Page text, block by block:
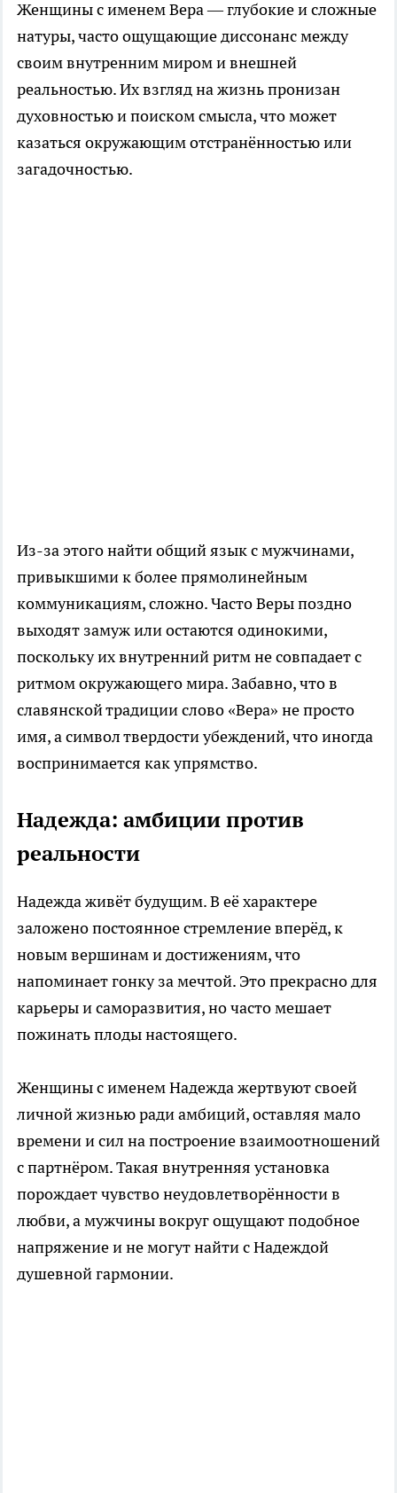
Женщины с именем Вера — глубокие и сложные
натуры, часто ощущающие диссонанс между
своим внутренним миром и внешней
реальностью. Их взгляд на жизнь пронизан
духовностью и поиском смысла, что может
казаться окружающим отстранённостью или
загадочностью.
Из-за этого найти общий язык с мужчинами,
привыкшими к более прямолинейным
коммуникациям, сложно. Часто Веры поздно
выходят замуж или остаются одинокими,
поскольку их внутренний ритм не совпадает с
ритмом окружающего мира. Забавно, что в
славянской традиции слово «Вера» не просто
имя, а символ твердости убеждений, что иногда
воспринимается как упрямство.
Надежда: амбиции против
реальности
Надежда живёт будущим. В её характере
заложено постоянное стремление вперёд, к
новым вершинам и достижениям, что
напоминает гонку за мечтой. Это прекрасно для
карьеры и саморазвития, но часто мешает
пожинать плоды настоящего.
Женщины с именем Надежда жертвуют своей
личной жизнью ради амбиций, оставляя мало
времени и сил на построение взаимоотношений
с партнёром. Такая внутренняя установка
порождает чувство неудовлетворённости в
любви, а мужчины вокруг ощущают подобное
напряжение и не могут найти с Надеждой
душевной гармонии.